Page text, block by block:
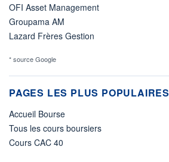
OFI Asset Management
Groupama AM
Lazard Frères Gestion
* source Google
PAGES LES PLUS POPULAIRES
Accueil Bourse
Tous les cours boursiers
Cours CAC 40